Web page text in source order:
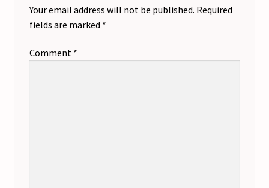
Your email address will not be published. Required
fields are marked *
Comment *